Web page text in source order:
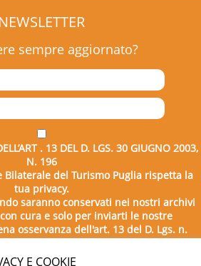
NEWSLETTER
sempre aggiornato?
. 13 DEL D. LGS. 30 GIUGNO 2003,
N. 196
Bilaterale del Turismo Puglia rispetta la
tua privacy.
saranno conservati nei nostri archivi
cura e solo per inviarti le nostre
osservanza dell'art. 13 del D. Lgs. n.
196/2003.
E COOKIE